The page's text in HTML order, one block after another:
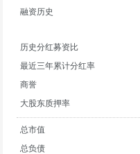
融资历史
历史分红募资比
最近三年累计分红率
商誉
大股东质押率
总市值
总负债